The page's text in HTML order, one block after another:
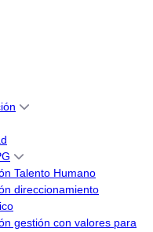
Talento Humano
direccionamiento
gestión con valores para